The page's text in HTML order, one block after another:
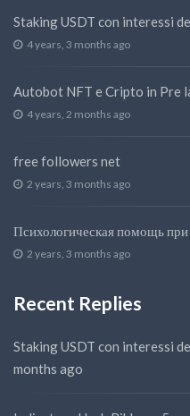
Staking USDT con interessi
4 years, 3 months ago
Autobot NFT e Cripto in Pre
4 years, 2 months ago
free followers net
2 years, 3 months ago
Психологическая помощь
2 years, 3 months ago
Recent Replies
Staking USDT con interessi
months ago